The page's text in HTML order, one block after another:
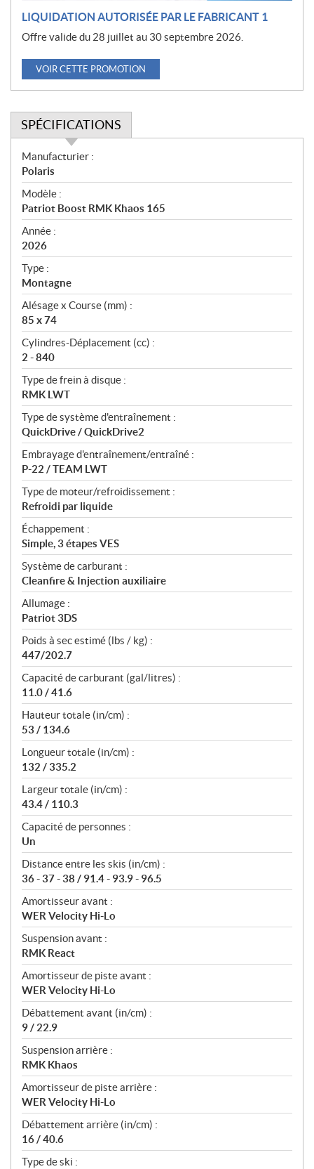
LIQUIDATION AUTORISÉE PAR LE FABRICANT 1
Offre valide du 28 juillet au 30 septembre 2026.
VOIR CETTE PROMOTION
SPÉCIFICATIONS
S
p
é
c
i
f
i
c
a
t
i
o
n
s
Manufacturier :
Polaris
Modèle :
Patriot Boost RMK Khaos 165
Année :
2026
Type :
Montagne
Alésage x Course (mm) :
85 x 74
Cylindres-Déplacement (cc) :
2 - 840
Type de frein à disque :
RMK LWT
Type de système d'entraînement :
QuickDrive / QuickDrive2
Embrayage d'entraînement/entraîné :
P-22 / TEAM LWT
Type de moteur/refroidissement :
Refroidi par liquide
Échappement :
Simple, 3 étapes VES
Système de carburant :
Cleanfire & Injection auxiliaire
Allumage :
Patriot 3DS
Poids à sec estimé (lbs / kg) :
447/202.7
Capacité de carburant (gal/litres) :
11.0 / 41.6
Hauteur totale (in/cm) :
53 / 134.6
Longueur totale (in/cm) :
132 / 335.2
Largeur totale (in/cm) :
43.4 / 110.3
Capacité de personnes :
Un
Distance entre les skis (in/cm) :
36 - 37 - 38 / 91.4 - 93.9 - 96.5
Amortisseur avant :
WER Velocity Hi-Lo
Suspension avant :
RMK React
Amortisseur de piste avant :
WER Velocity Hi-Lo
Débattement avant (in/cm) :
9 / 22.9
Suspension arrière :
RMK Khaos
Amortisseur de piste arrière :
WER Velocity Hi-Lo
Débattement arrière (in/cm) :
16 / 40.6
Type de ski :